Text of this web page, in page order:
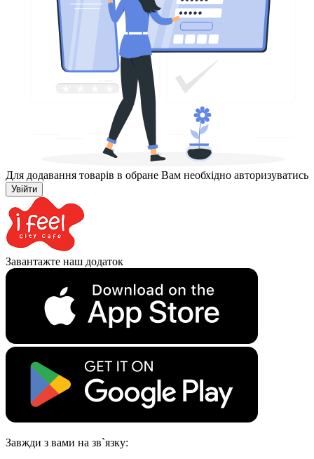
Для додавання товарів в обране Вам необхідно авторизуватись
Увійти
Завантажте наш додаток
Завжди з вами на зв`язку: